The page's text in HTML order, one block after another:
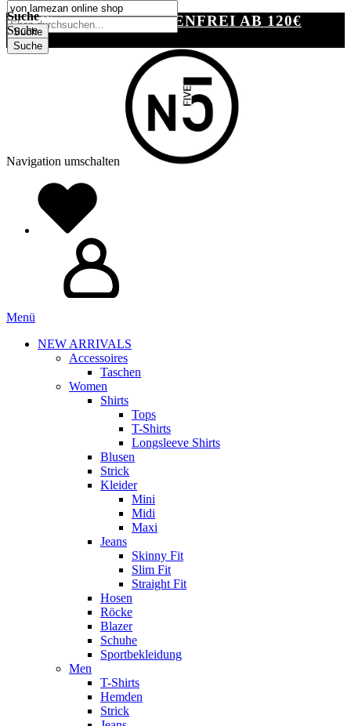
SUCHE
Suche
VERSANDKOSTENFREI AB 120€
Navigation umschalten
Menü
NEW ARRIVALS
Accessoires
Taschen
Women
Shirts
Tops
T-Shirts
Longsleeve Shirts
Blusen
Strick
Kleider
Mini
Midi
Maxi
Jeans
Skinny Fit
Slim Fit
Straight Fit
Hosen
Röcke
Blazer
Schuhe
Sportbekleidung
Men
T-Shirts
Hemden
Strick
Suche
Suche
Suche